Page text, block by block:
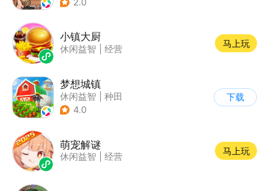
2.0
小镇大厨
休闲益智 经营
马上玩
梦想城镇
休闲益智
种田
| 田园生活
4.0
下载
萌宠解谜
休闲益智 经营
马上玩